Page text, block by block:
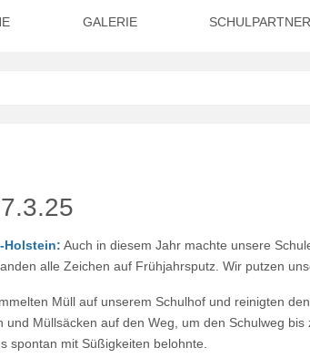
GALERIE SCHULPARTNER
Holstein: Auch in diesem Jahr machte unsere
alle Zeichen auf Frühjahrsputz. Wir putzen
Müll auf unserem Schulhof und reinigten
und Müllsäcken auf den Weg, um den Schulweg bis
spontan mit Süßigkeiten belohnte.